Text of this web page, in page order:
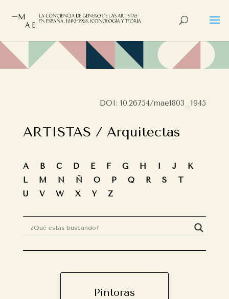
DOI: 10.26754/mae1803_1945
ARTISTAS / Arquitectas
A B C D E F G H I J K
L M N Ñ O P Q R S T
U V W X Y Z
Pintoras